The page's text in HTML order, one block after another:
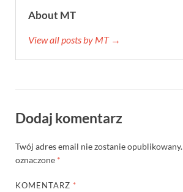
About MT
View all posts by MT →
Dodaj komentarz
Twój adres email nie zostanie opublikowany.
oznaczone *
KOMENTARZ *